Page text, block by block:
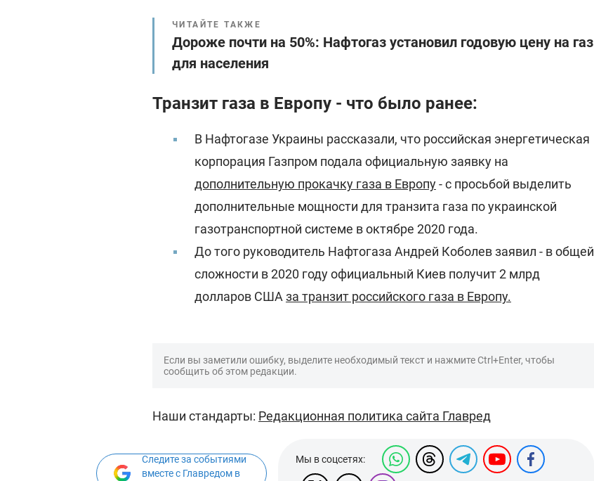
ЧИТАЙТЕ ТАКЖЕ
Дороже почти на 50%: Нафтогаз установил годовую цену на газ
для населения
Транзит газа в Европу - что было ранее:
В Нафтогазе Украины рассказали, что российская энергетическая
корпорация Газпром подала официальную заявку на
дополнительную прокачку газа в Европу- с просьбой выделить
дополнительные мощности для транзита газа по украинской
газотранспортной системе в октябре 2020 года.
До того руководитель Нафтогаза Андрей Коболев заявил - в общей
сложности в 2020 году официальный Киев получит 2 млрд
долларов США за транзит российского газа в Европу.
Если вы заметили ошибку, выделите необходимый текст и нажмите Ctrl+Enter, чтобы
сообщить об этом редакции.
Наши стандарты: Редакционная политика сайта Главред
Следите за событиями
вместе с Главредом в
Мы в соцсетях: